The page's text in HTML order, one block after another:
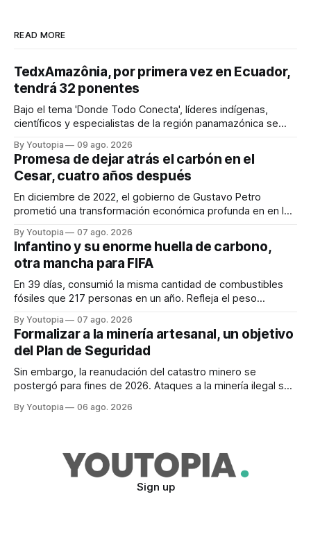
READ MORE
TedxAmazônia, por primera vez en Ecuador,
tendrá 32 ponentes
Bajo el tema 'Donde Todo Conecta', líderes indígenas,
científicos y especialistas de la región panamazónica se
By Youtopia 09 ago. 2026
Promesa de dejar atrás el carbón en el
Cesar, cuatro años después
En diciembre de 2022, el gobierno de Gustavo Petro
prometió una transformación económica profunda en en la
By Youtopia 07 ago. 2026
Infantino y su enorme huella de carbono,
otra mancha para FIFA
En 39 días, consumió la misma cantidad de combustibles
fósiles que 217 personas en un año. Refleja el peso
By Youtopia 07 ago. 2026
Formalizar a la minería artesanal, un objetivo
del Plan de Seguridad
Sin embargo, la reanudación del catastro minero se
postergó para fines de 2026. Ataques a la minería ilegal se
By Youtopia 06 ago. 2026
Sign up